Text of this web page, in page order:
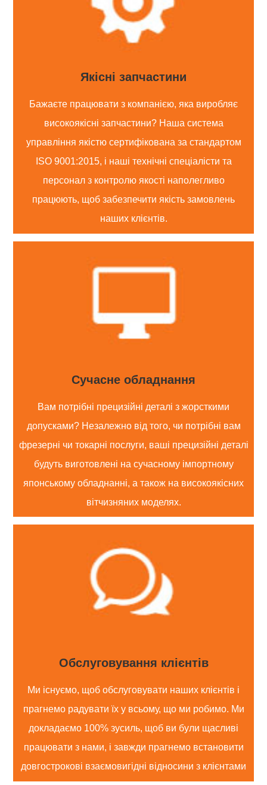
Якісні запчастини
Бажаєте працювати з компанією, яка виробляє
високоякісні запчастини? Наша система
управління якістю сертифікована за стандартом
ISO 9001:2015, і наші технічні спеціалісти та
персонал з контролю якості наполегливо
працюють, щоб забезпечити якість замовлень
наших клієнтів.
Сучасне обладнання
Вам потрібні прецизійні деталі з жорсткими
допусками? Незалежно від того, чи потрібні вам
фрезерні чи токарні послуги, ваші прецизійні деталі
будуть виготовлені на сучасному імпортному
японському обладнанні, а також на високоякісних
вітчизняних моделях.
Обслуговування клієнтів
Ми існуємо, щоб обслуговувати наших клієнтів і
прагнемо радувати їх у всьому, що ми робимо. Ми
докладаємо 100% зусиль, щоб ви були щасливі
працювати з нами, і завжди прагнемо встановити
довгострокові взаємовигідні відносини з клієнтами